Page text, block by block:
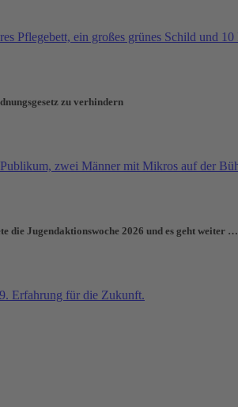
zu verhindern
die Jugendaktionswoche 2026 und es geht weiter …